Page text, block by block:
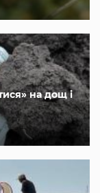
на дощ і